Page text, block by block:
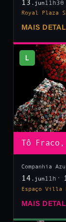
.jun 11h30
Royal Plaza
MAIS
L
Tô
Companhia
14 .jun 11h
Espaço Villa
MAIS